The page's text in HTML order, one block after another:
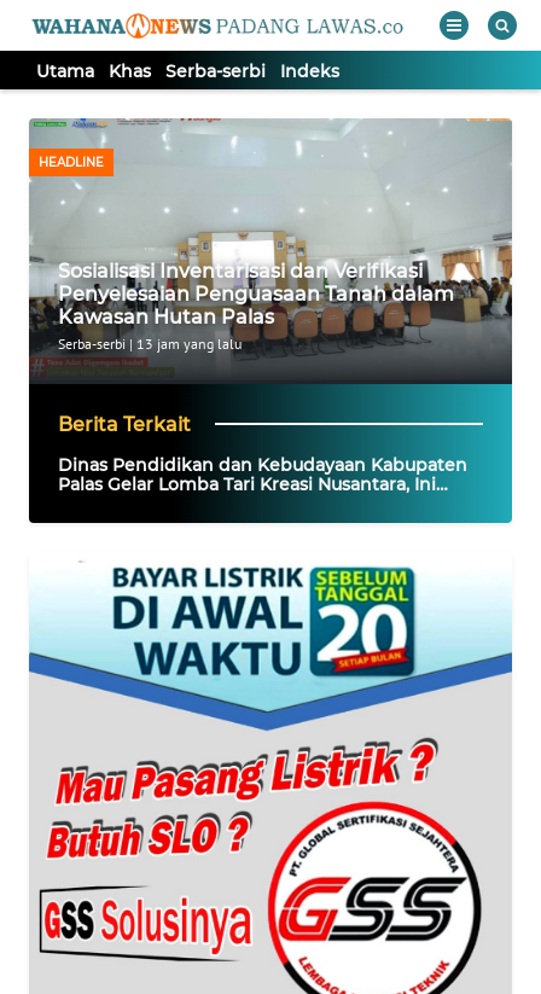
Utama Khas Serba-serbi Indeks
HEADLINE
Sosialisasi Inventarisasi dan Verifikasi
Penyelesaian Penguasaan Tanah dalam
Kawasan Hutan Palas
Serba-serbi | 13 jam yang lalu
Berita Terkait
Dinas Pendidikan dan Kebudayaan Kabupaten
Palas Gelar Lomba Tari Kreasi Nusantara, Ini
TV
Tutup
UTAMA
KHAS
SERBA-
SERBI
Informasi
INDEKS
INFO
KAMI
PEDOMAN
SIBER
REDAKSI